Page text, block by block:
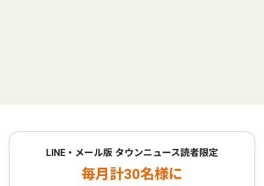
LINE・メール版 タウンニュース読者限定
毎月計30名様に